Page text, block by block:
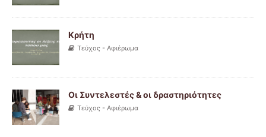
Κρήτη
Τεύχος - Αφιέρωμα
Οι Συντελεστές & οι δραστηριότητες
Τεύχος - Αφιέρωμα